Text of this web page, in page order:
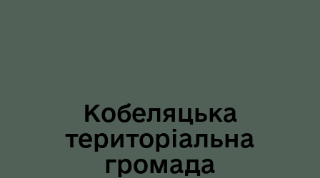
Кобеляцька
територіальна
громада